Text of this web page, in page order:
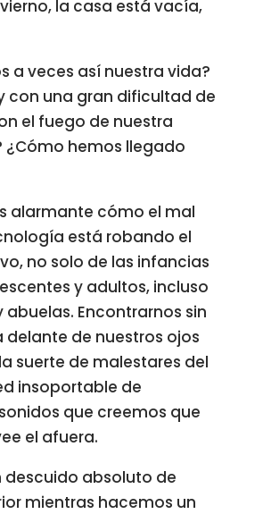
la casa está vacía,
a veces así nuestra vida?
con una gran dificultad de
el fuego de nuestra
hemos llegado
alarmante cómo el mal
está robando el
no solo de las infancias
y adultos, incluso
abuelas. Encontrarnos sin
delante de nuestros ojos
suerte de malestares del
insoportable de
que creemos que
el afuera.
descuido absoluto de
mientras hacemos un